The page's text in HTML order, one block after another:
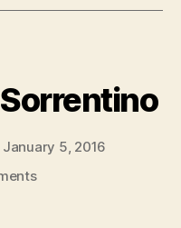
January 5, 2016
on